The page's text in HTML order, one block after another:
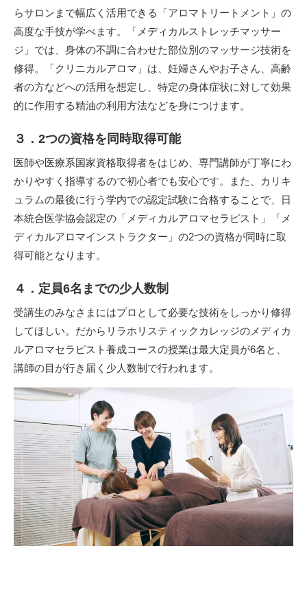
らサロンまで幅広く活用できる「アロマトリートメント」の
高度な手技が学べます。「メディカルストレッチマッサー
ジ」では、身体の不調に合わせた部位別のマッサージ技術を
修得。「クリニカルアロマ」は、妊婦さんやお子さん、高齢
者の方などへの活用を想定し、特定の身体症状に対して効果
的に作用する精油の利用方法などを身につけます。
３．2つの資格を同時取得可能
医師や医療系国家資格取得者をはじめ、専門講師が丁寧にわ
かりやすく指導するので初心者でも安心です。また、カリキ
ュラムの最後に行う学内での認定試験に合格することで、日
本統合医学協会認定の「メディカルアロマセラピスト」「メ
ディカルアロマインストラクター」の2つの資格が同時に取
得可能となります。
４．定員6名までの少人数制
受講生のみなさまにはプロとして必要な技術をしっかり修得
してほしい。だからリラホリスティックカレッジのメディカ
ルアロマセラピスト養成コースの授業は最大定員が6名と、
講師の目が行き届く少人数制で行われます。